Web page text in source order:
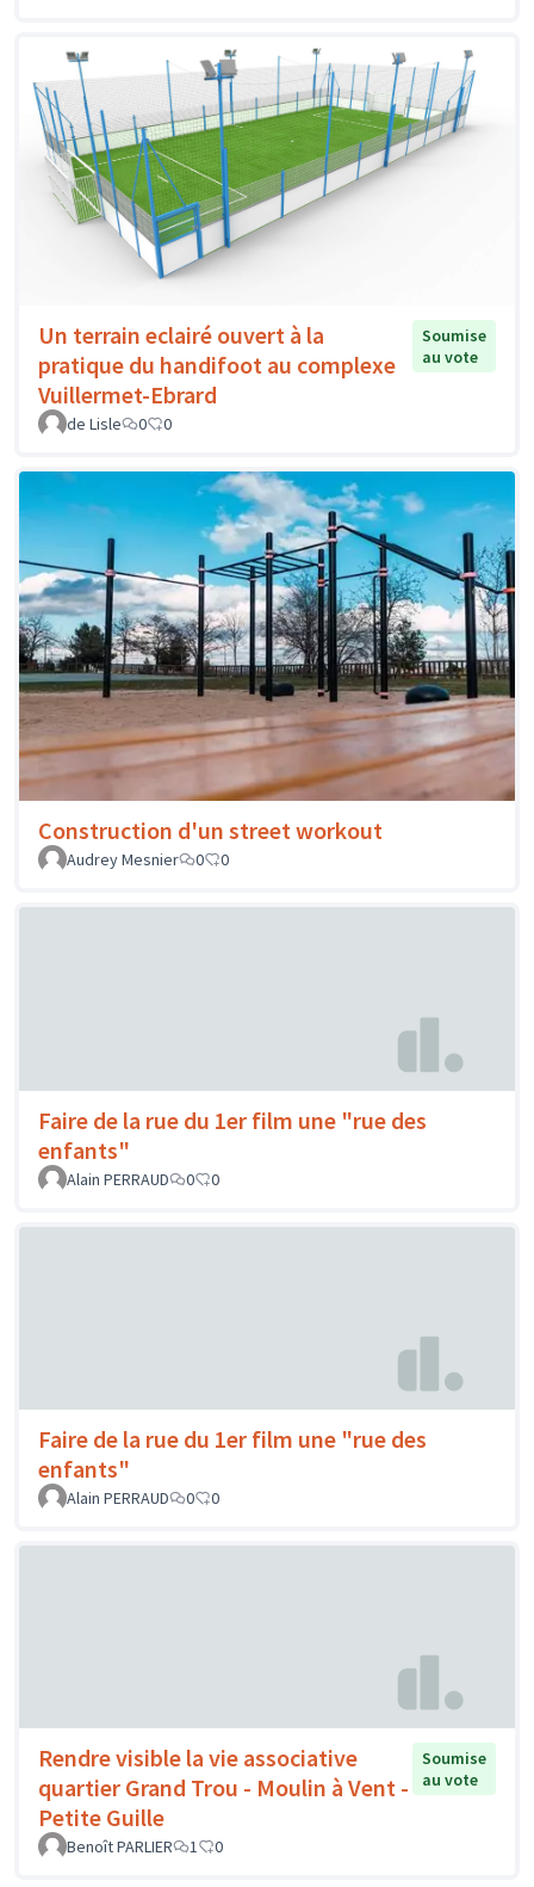
Un terrain eclairé ouvert à la
pratique du handifoot au complexe
Vuillermet-Ebrard
Soumise
au vote
de Lisle 0 0
Construction d'un street workout
Audrey Mesnier 0 0
Faire de la rue du 1er film une "rue des
enfants"
Alain PERRAUD 0 0
Faire de la rue du 1er film une "rue des
enfants"
Alain PERRAUD 0 0
Rendre visible la vie associative
quartier Grand Trou - Moulin à Vent -
Petite Guille
Soumise
au vote
Benoît PARLIER 1 0